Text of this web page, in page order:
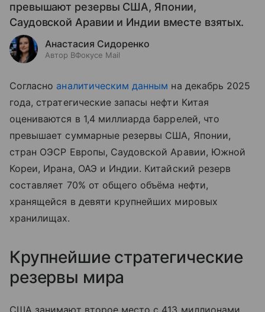
превышают резервы США, Японии,
Саудовской Аравии и Индии вместе взятых.
Анастасия Сидоренко
Автор ВФокусе Mail
Согласно аналитическим данным на декабрь 2025
года, стратегические запасы нефти Китая
оцениваются в 1,4 миллиарда баррелей, что
превышает суммарные резервы США, Японии,
стран ОЭСР Европы, Саудовской Аравии, Южной
Кореи, Ирана, ОАЭ и Индии. Китайский резерв
составляет 70% от общего объёма нефти,
хранящейся в девяти крупнейших мировых
хранилищах.
Крупнейшие стратегические
резервы мира
США занимают второе место с 413 миллионами